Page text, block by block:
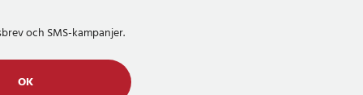
och SMS-kampanjer.
OK